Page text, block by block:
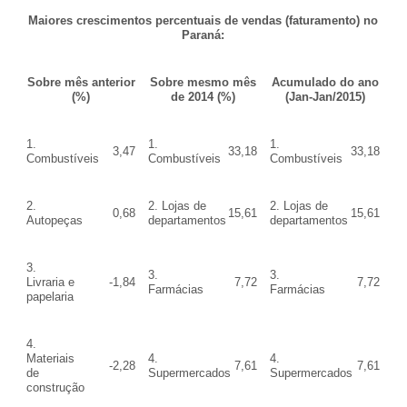
Maiores crescimentos percentuais de vendas (faturamento) no
Paraná:
Sobre mês anterior
(%)
Sobre mesmo mês
de 2014 (%)
Acumulado do ano
(Jan-Jan/2015)
1.
Combustíveis
3,47
1.
Combustíveis
33,18
1.
Combustíveis
33,18
2.
Autopeças
0,68
2. Lojas de
departamentos
15,61
2. Lojas de
departamentos
15,61
3.
Livraria e
papelaria
-1,84
3.
Farmácias
7,72
3.
Farmácias
7,72
4.
Materiais
de
construção
-2,28
4.
Supermercados
7,61
4.
Supermercados
7,61